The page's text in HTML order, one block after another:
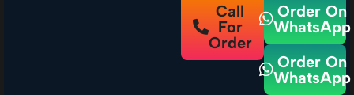
Call
For
Order
Order On
WhatsApp
Order On
WhatsApp